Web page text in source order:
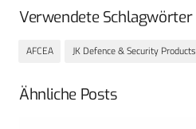
Verwendete Schlagwörter
AFCEA JK Defence & Security Products
Ähnliche Posts